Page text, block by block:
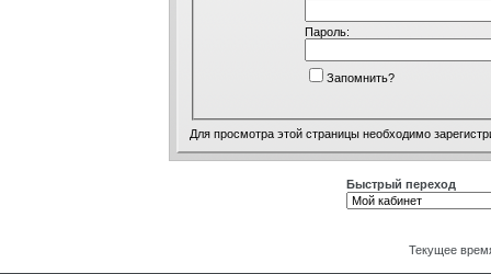
Пароль:
Запомнить?
Для просмотра этой страницы необходимо
Быстрый переход
Текущее